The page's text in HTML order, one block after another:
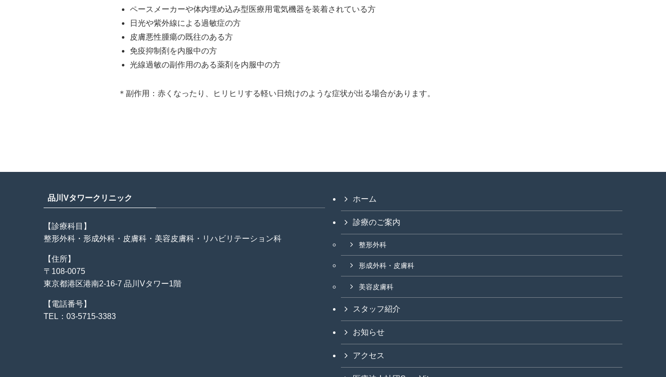
ペースメーカーや体内埋め込み型医療用電気機器を装着されている方
日光や紫外線による過敏症の方
皮膚悪性腫瘍の既往のある方
免疫抑制剤を内服中の方
光線過敏の副作用のある薬剤を内服中の方
＊副作用：赤くなったり、ヒリヒリする軽い日焼けのような症状が出る場合があります。
品川Vタワークリニック
【診療科目】
整形外科・形成外科・皮膚科・美容皮膚科・リハビリテーション科
【住所】
〒108-0075
東京都港区港南2-16-7 品川Vタワー1階
【電話番号】
TEL：03-5715-3383
ホーム
診療のご案内
整形外科
形成外科・皮膚科
美容皮膚科
スタッフ紹介
お知らせ
アクセス